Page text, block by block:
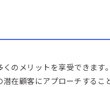
のメリットを享受できます
在顧客にアプローチするこ